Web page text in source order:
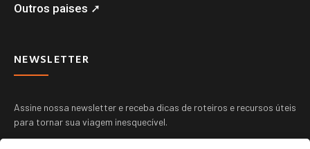
Outros paises ➚
NEWSLETTER
Assine nossa newsletter e receba dicas de roteiros e recursos úteis
para tornar sua viagem inesquecível.